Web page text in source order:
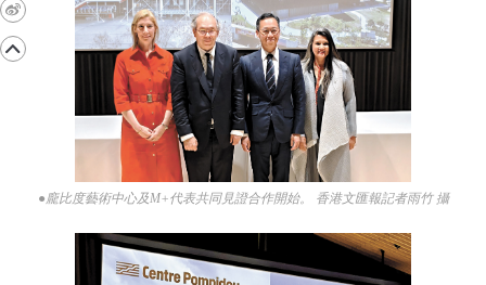
●龐比度藝術中心及M+代表共同見證合作開始。 香港文匯報記者雨竹 攝